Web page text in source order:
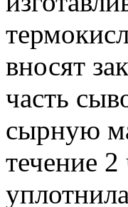
вносят
часть
сырную
течение